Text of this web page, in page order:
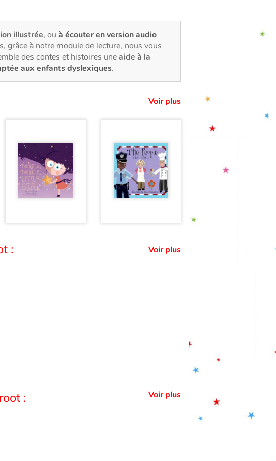
illustrée, ou à écouter en version audio
grâce à notre module de lecture, nous vous
des contes et histoires uneaide à la
aux enfants dyslexiques.
Voir plus
: Voir plus
: Voir plus